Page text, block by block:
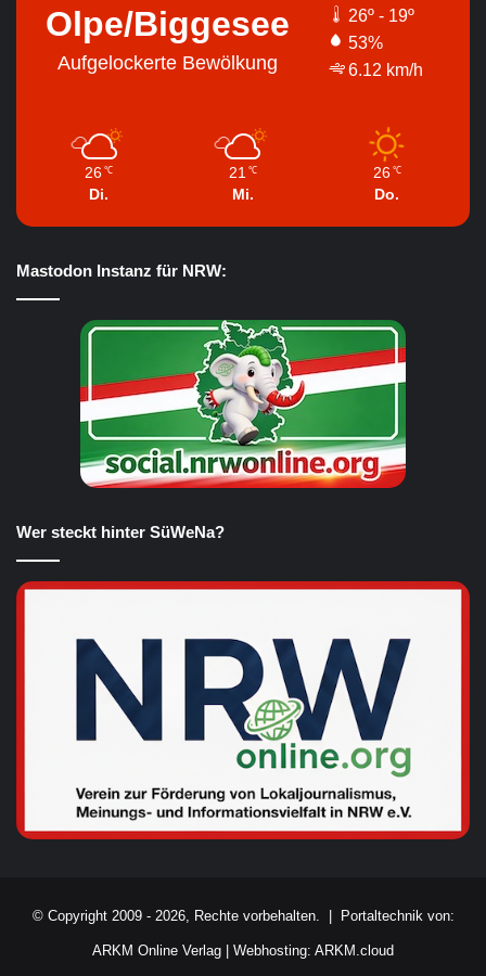
Olpe/Biggesee
Aufgelockerte Bewölkung
26º - 19º
53%
6.12 km/h
26 ℃
Di.
21 ℃
Mi.
26 ℃
Do.
Mastodon Instanz für NRW:
Wer steckt hinter SüWeNa?
© Copyright 2009 - 2026, Rechte vorbehalten. | Portaltechnik von:
ARKM Online Verlag Webhosting: ARKM.cloud